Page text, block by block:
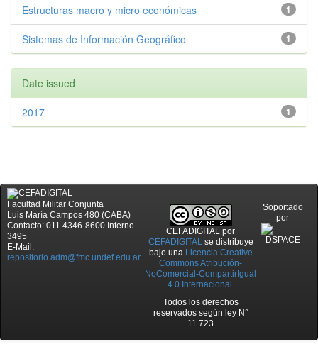
1
Estructuras macro y micro económicas
1
Sistemas de Información Geográfico
Date issued
1
2017
Facultad Militar Conjunta
Luis María Campos 480 (CABA)
Contacto: 011 4346-8600 Interno
3495
E-Mail:
repositorio.adm@fmc.undef.edu.ar
CEFADIGITAL por
CEFADIGITALse distribuye
bajo una Licencia Creative
Commons Atribución-
NoComercial-CompartirIgual
4.0 Internacional .
Todos los derechos
reservados según ley N°
11.723
Soportado
por